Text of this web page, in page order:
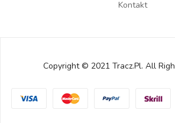
Kontakt
Copyright © 2021 Tracz.pl. All